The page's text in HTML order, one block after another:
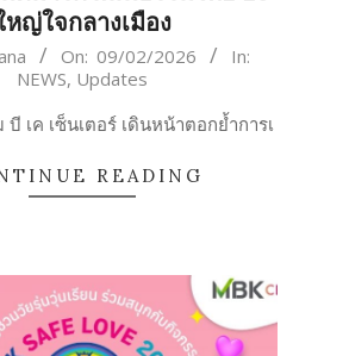
หญ่ใจกลางเมือง
On: 09/02/2026
In:
NEWS, Updates
บี เค เซ็นเตอร์ เดินหน้าตอกย้ำการเ
READING